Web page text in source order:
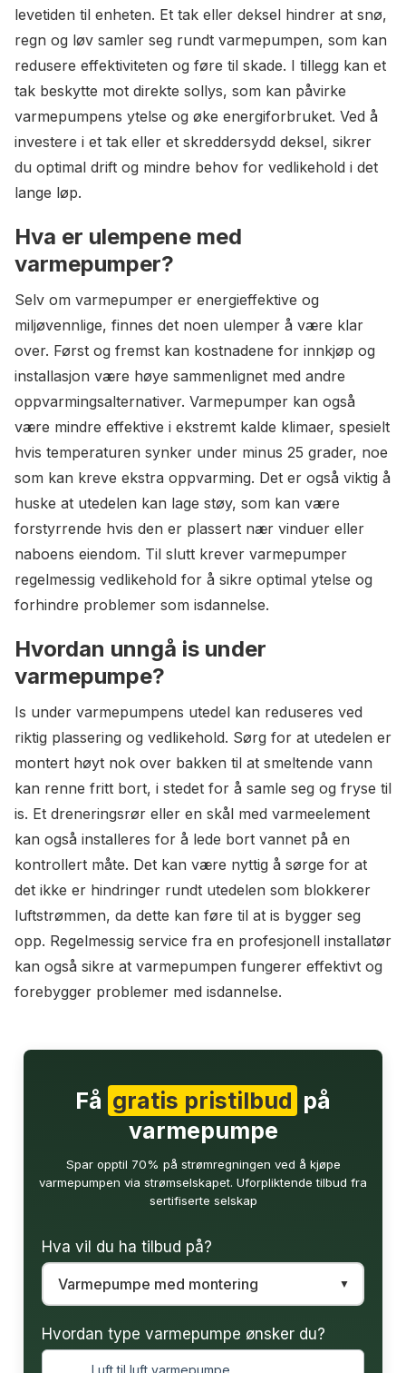
levetiden til enheten. Et tak eller deksel hindrer at snø,
regn og løv samler seg rundt varmepumpen, som kan
redusere effektiviteten og føre til skade. I tillegg kan et
tak beskytte mot direkte sollys, som kan påvirke
varmepumpens ytelse og øke energiforbruket. Ved å
investere i et tak eller et skreddersydd deksel, sikrer
du optimal drift og mindre behov for vedlikehold i det
lange løp.
Hva er ulempene med
varmepumper?
Selv om varmepumper er energieffektive og
miljøvennlige, finnes det noen ulemper å være klar
over. Først og fremst kan kostnadene for innkjøp og
installasjon være høye sammenlignet med andre
oppvarmingsalternativer. Varmepumper kan også
være mindre effektive i ekstremt kalde klimaer, spesielt
hvis temperaturen synker under minus 25 grader, noe
som kan kreve ekstra oppvarming. Det er også viktig å
huske at utedelen kan lage støy, som kan være
forstyrrende hvis den er plassert nær vinduer eller
naboens eiendom. Til slutt krever varmepumper
regelmessig vedlikehold for å sikre optimal ytelse og
forhindre problemer som isdannelse.
Hvordan unngå is under
varmepumpe?
Is under varmepumpens utedel kan reduseres ved
riktig plassering og vedlikehold. Sørg for at utedelen er
montert høyt nok over bakken til at smeltende vann
kan renne fritt bort, i stedet for å samle seg og fryse til
is. Et dreneringsrør eller en skål med varmeelement
kan også installeres for å lede bort vannet på en
kontrollert måte. Det kan være nyttig å sørge for at
det ikke er hindringer rundt utedelen som blokkerer
luftstrømmen, da dette kan føre til at is bygger seg
opp. Regelmessig service fra en profesjonell installatør
kan også sikre at varmepumpen fungerer effektivt og
forebygger problemer med isdannelse.
Få gratis pristilbud på
varmepumpe
Spar opptil 70% på strømregningen ved å kjøpe
varmepumpen via strømselskapet. Uforpliktende tilbud fra
sertifiserte selskap
Hva vil du ha tilbud på?
Hvordan type varmepumpe ønsker du?
Luft til luft varmepumpe